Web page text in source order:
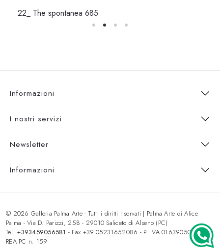
22_ The spontanea 685
Informazioni
I nostri servizi
Newsletter
Informazioni
© 2026 Galleria Palma Arte - Tutti i diritti riservati | Palma Arte di Alice
Palma - Via D. Parizzi, 258 - 29010 Saliceto di Alseno (PC)
Tel. +393459056581 - Fax +39.05231652086 - P. IVA 01639050333 -
REA PC n. 159